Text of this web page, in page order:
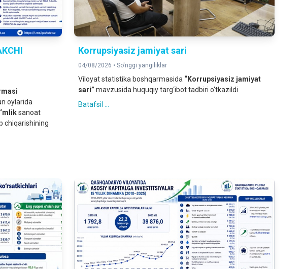
oylarida
sanoat
chiqarishining
Korrupsiyasiz jamiyat sari
04/08/2026 •So'nggi yangiliklar
Viloyat statistika boshqarmasida “Korrupsiyasiz jamiyat
sari” mavzusida huquqiy targ‘ibot tadbiri o‘tkazildi
Batafsil ...